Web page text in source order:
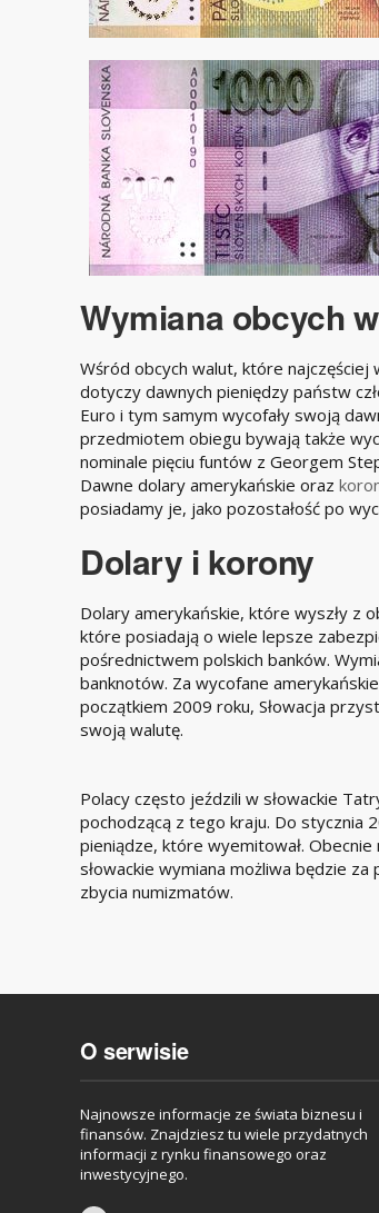
Wymiana obcych
Wśród obcych walut, które najczęściej
dotyczy dawnych pieniędzy państw
Euro i tym samym wycofały swoją
przedmiotem obiegu bywają także
nominale pięciu funtów z Georgem
Dawne dolary amerykańskie oraz
posiadamy je, jako pozostałość po
Dolary i korony
Dolary amerykańskie, które wyszły z
które posiadają o wiele lepsze
pośrednictwem polskich banków.
banknotów. Za wycofane
początkiem 2009 roku, Słowacja
swoją walutę.
Polacy często jeździli w słowackie
pochodzącą z tego kraju. Do stycznia
pieniądze, które wyemitował.
słowackie wymiana możliwa będzie
zbycia numizmatów.
O serwisie
Najnowsze informacje ze świata biznesu i
finansów. Znajdziesz tu wiele przydatnych
informacji z rynku finansowego oraz
inwestycyjnego.